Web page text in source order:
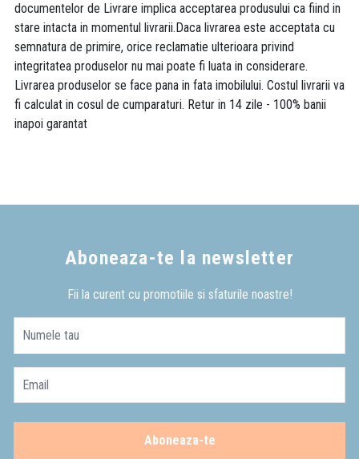
documentelor de Livrare implica acceptarea produsului ca fiind in
stare intacta in momentul livrarii.Daca livrarea este acceptata cu
semnatura de primire, orice reclamatie ulterioara privind
integritatea produselor nu mai poate fi luata in considerare.
Livrarea produselor se face pana in fata imobilului. Costul livrarii va
fi calculat in cosul de cumparaturi. Retur in 14 zile - 100% banii
inapoi garantat
Aboneaza-te la newsletter
Fii la curent cu promotiile si sfaturile noastre!
Numele tau
Email
Aboneaza-te